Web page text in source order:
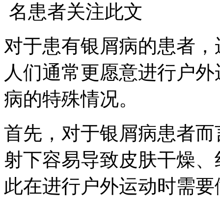
名患者关注此文
对于患有银屑病的患者
人们通常更愿意进行户
病的特殊情况。
首先，对于银屑病患者
射下容易导致皮肤干燥
此在进行户外运动时需